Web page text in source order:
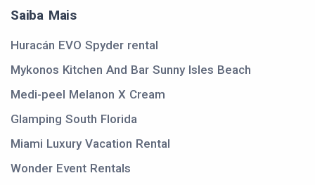
Saiba Mais
Huracán EVO Spyder rental
Mykonos Kitchen And Bar Sunny Isles Beach
Medi-peel Melanon X Cream
Glamping South Florida
Miami Luxury Vacation Rental
Wonder Event Rentals